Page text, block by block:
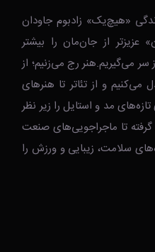
«هیچ‌یک» زادبوم جاودان
عزیزتر از جان‌مان را بیشتر
سر می‌گیریم.هنر رج می‌زنیم؛ از
و از تئاتر تا هنرهای
مد و استایل را زیر نظر
تا ماجراجویی‌های صنعت
سلامت، زیبایی و ورزش را